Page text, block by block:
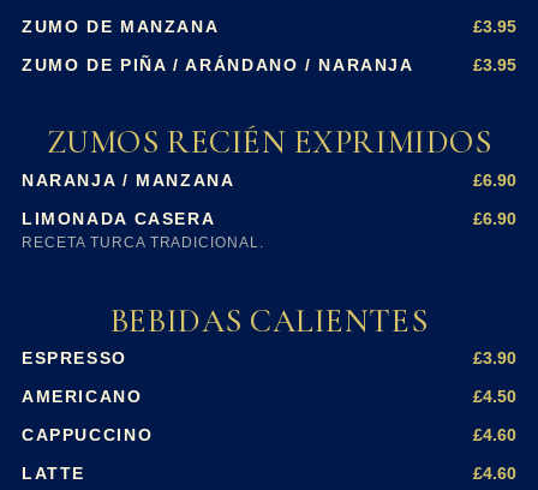
ZUMO DE MANZANA £3.95
ZUMO DE PIÑA / ARÁNDANO / NARANJA £3.95
ZUMOS RECIÉN EXPRIMIDOS
NARANJA / MANZANA £6.90
LIMONADA CASERA £6.90
RECETA TURCA TRADICIONAL.
BEBIDAS CALIENTES
ESPRESSO £3.90
AMERICANO £4.50
CAPPUCCINO £4.60
LATTE £4.60